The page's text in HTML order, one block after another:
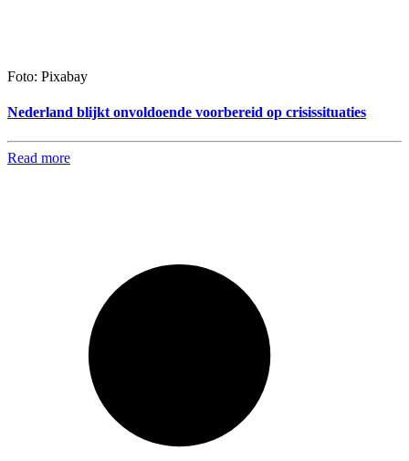
Foto: Pixabay
Nederland blijkt onvoldoende voorbereid op crisissituaties
Read more